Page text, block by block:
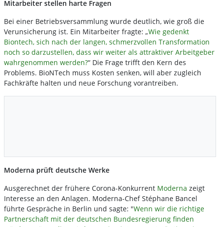
Mitarbeiter stellen harte Fragen
Bei einer Betriebsversammlung wurde deutlich, wie groß die
Verunsicherung ist. Ein Mitarbeiter fragte: „Wie gedenkt
Biontech, sich nach der langen, schmerzvollen Transformation
noch so darzustellen, dass wir weiter als attraktiver Arbeitgeber
wahrgenommen werden?“ Die Frage trifft den Kern des
Problems. BioNTech muss Kosten senken, will aber zugleich
Fachkräfte halten und neue Forschung vorantreiben.
Moderna prüft deutsche Werke
Ausgerechnet der frühere Corona-Konkurrent Moderna zeigt
Interesse an den Anlagen. Moderna-Chef Stéphane Bancel
führte Gespräche in Berlin und sagte: "Wenn wir die richtige
Partnerschaft mit der deutschen Bundesregierung finden